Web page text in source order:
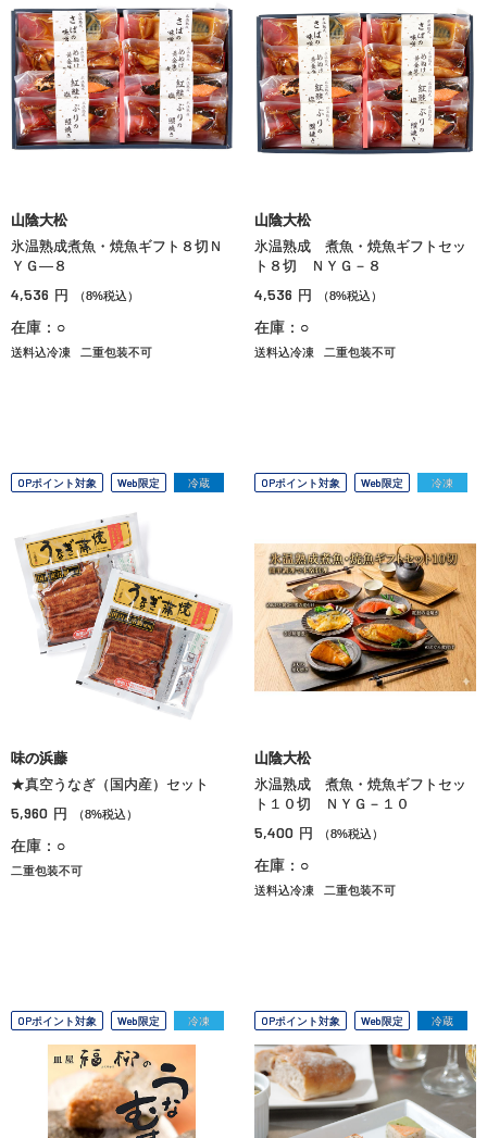
山陰大松
氷温熟成煮魚・焼魚ギフト８切Ｎ
ＹＧ―８
4,536 円 （8%税込）
在庫：○
送料込冷凍 二重包装不可
山陰大松
氷温熟成 煮魚・焼魚ギフトセッ
ト８切 ＮＹＧ－８
4,536 円 （8%税込）
在庫：○
送料込冷凍 二重包装不可
OPポイント対象 Web限定 冷蔵
味の浜藤
★真空うなぎ（国内産）セット
5,960 円 （8%税込）
在庫：○
二重包装不可
OPポイント対象 Web限定 冷凍
山陰大松
氷温熟成 煮魚・焼魚ギフトセッ
ト１０切 ＮＹＧ－１０
5,400 円 （8%税込）
在庫：○
送料込冷凍 二重包装不可
OPポイント対象 Web限定 冷凍 OPポイント対象 Web限定 冷蔵